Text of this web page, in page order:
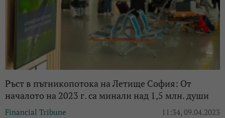
Ръст в пътникопотока на Летище София: От
началото на 2023 г. са минали над 1,5 млн. души
Financial Tribune 11:34, 09.04.2023